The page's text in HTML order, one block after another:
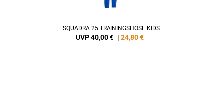
SQUADRA 25 TRAININGSHOSE KIDS
UVP 40,00 € | 24,80€